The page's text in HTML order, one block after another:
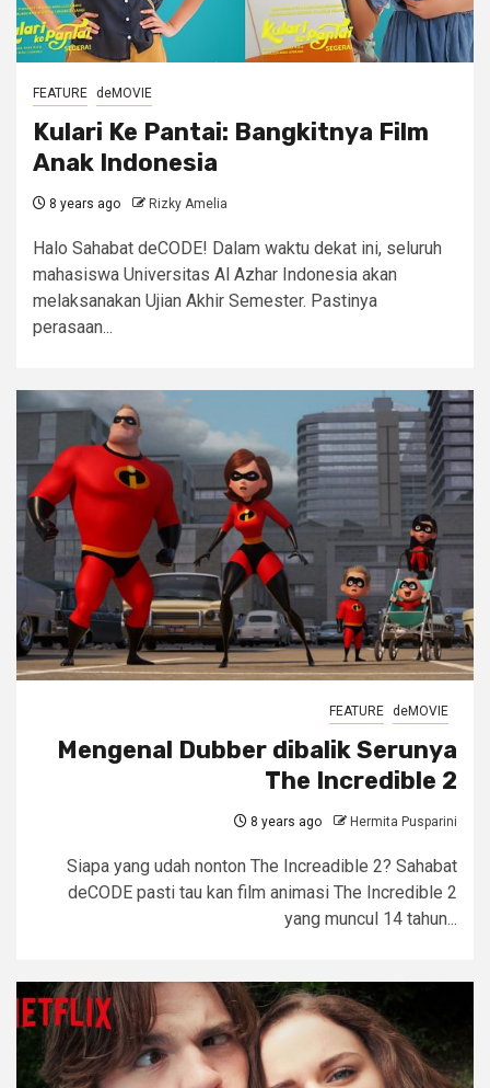
FEATURE deMOVIE
Kulari Ke Pantai: Bangkitnya Film
Anak Indonesia
8 years ago Rizky Amelia
Halo Sahabat deCODE! Dalam waktu dekat ini, seluruh
mahasiswa Universitas Al Azhar Indonesia akan
melaksanakan Ujian Akhir Semester. Pastinya
perasaan...
FEATURE deMOVIE
Mengenal Dubber dibalik Serunya
The Incredible 2
8 years ago Hermita Pusparini
Siapa yang udah nonton The Increadible 2? Sahabat
deCODE pasti tau kan film animasi The Incredible 2
yang muncul 14 tahun...